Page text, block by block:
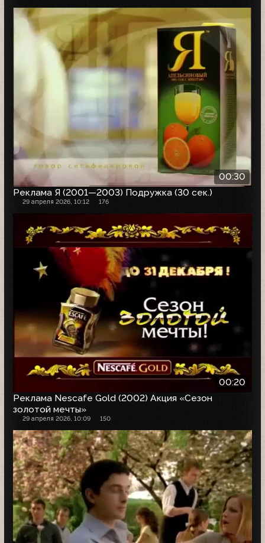
00:30
Реклама Я (2001—2003) Подружка (30 сек.)
29 апреля 2026, 10:12 176
00:20
Реклама Nescafe Gold (2002) Акция «Сезон
золотой мечты»
29 апреля 2026, 10:09 150